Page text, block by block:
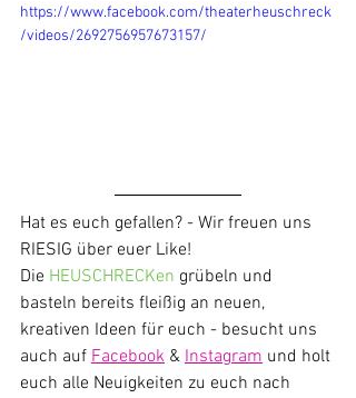
https://www.facebook.com/theaterheuschreck
/videos/2692756957673157/
Hat es euch gefallen? - Wir freuen uns
RIESIG über euer Like!
Die HEUSCHRECKen grübeln und
basteln bereits fleißig an neuen,
kreativen Ideen für euch - besucht uns
auch auf Facebook & Instagram und holt
euch alle Neuigkeiten zu euch nach